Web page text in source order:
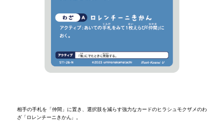
相手の手札を「仲間」に置き、選択肢を減らす強力なカードのヒラシュモクザメのわ
ざ「ロレンチーニきかん」。